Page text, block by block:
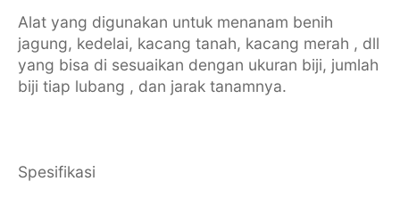
Alat yang digunakan untuk menanam benih
jagung, kedelai, kacang tanah, kacang merah , dll
yang bisa di sesuaikan dengan ukuran biji, jumlah
biji tiap lubang , dan jarak tanamnya.
Spesifikasi